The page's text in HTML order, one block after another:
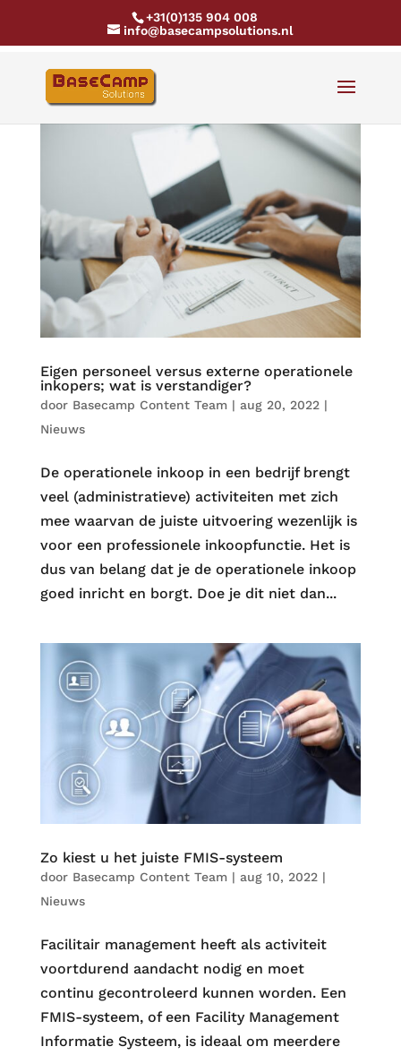
+31(0)135 904 008
info@basecampsolutions.nl
Eigen personeel versus externe operationele
inkopers; wat is verstandiger?
door Basecamp Content Team| aug 20, 2022|
Nieuws
De operationele inkoop in een bedrijf brengt
veel (administratieve) activiteiten met zich
mee waarvan de juiste uitvoering wezenlijk is
voor een professionele inkoopfunctie. Het is
dus van belang dat je de operationele inkoop
goed inricht en borgt. Doe je dit niet dan...
Zo kiest u het juiste FMIS-systeem
door Basecamp Content Team| aug 10, 2022|
Nieuws
Facilitair management heeft als activiteit
voortdurend aandacht nodig en moet
continu gecontroleerd kunnen worden. Een
FMIS-systeem, of een Facility Management
Informatie Systeem, is ideaal om meerdere